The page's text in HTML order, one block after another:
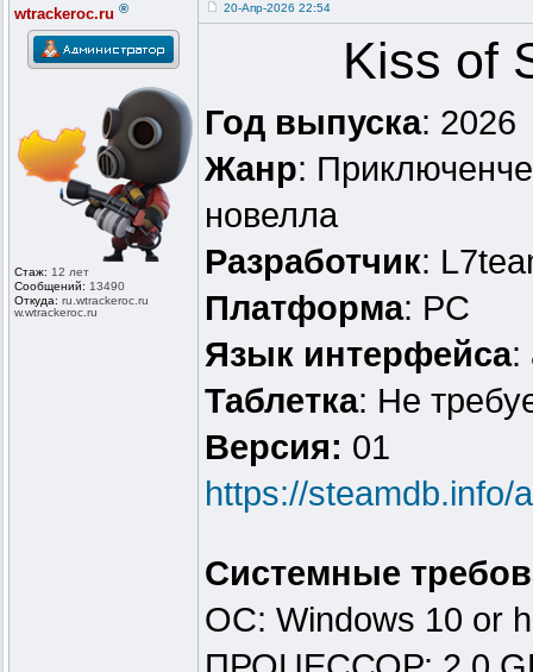
wtrackeroc.ru ®
Стаж: 12 лет
Сообщений: 13490
Откуда: ru.wtrackeroc.ru
w.wtrackeroc .ru
20-Апр-2026 22:54
Kiss of
Год выпуска: 2026
Жанр:
новелла
Разработчик:
Платформа: PC
Язык интерфейса:
Таблeтка: Не
Версия: 01
https://steamdb.info/
Системные
ОС: Windows 10 or